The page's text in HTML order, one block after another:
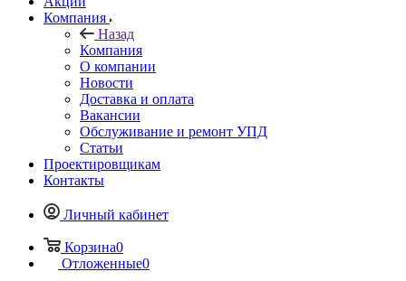
Компания
Назад
Компания
О компании
Новости
Доставка и оплата
Вакансии
Обслуживание и ремонт УПД
Статьи
Проектировщикам
Контакты
Личный кабинет
Корзина0
Отложенные0